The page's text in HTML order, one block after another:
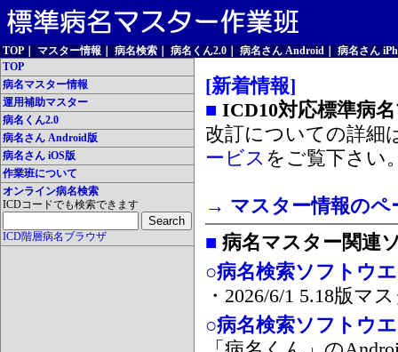
TOP マスター情報 病名検索 病名くん2.0 病名さん Android
病名さん
TOP
病名マスター情報
運用補助マスター
病名くん2.0
病名さん Android版
病名さん iOS版
作業班について
オンライン病名検索
ICDコードでも検索できます
ICD階層病名ブラウザ
[新着情報]
■ ICD10対応標準病
改訂についての詳細
ービス をご覧下さい
→ マスター情報のペ
■ 病名マスター関連
○病名検索ソフトウ
・2026/6/1 5.18版マ
○病名検索ソフトウ